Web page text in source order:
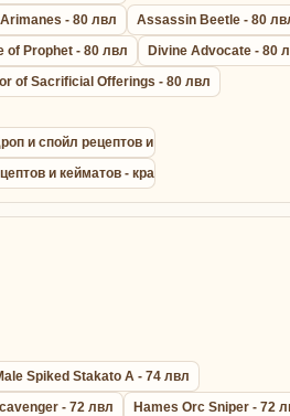
Arimanes - 80 лвл
Assassin Beetle - 80
of Prophet - 80 лвл
Divine Advocate - 80
of Sacrificial Offerings - 80 лвл
и спойл рецептов и кейматов - крафт
и кейматов - крафт дрейк лезер сета
Spiked Stakato A - 74 лвл
- 72 лвл
Hames Orc Sniper - 72